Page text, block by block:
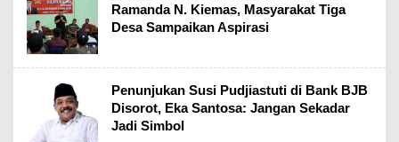
Ramanda N. Kiemas, Masyarakat Tiga
Desa Sampaikan Aspirasi
Penunjukan Susi Pudjiastuti di Bank BJB
Disorot, Eka Santosa: Jangan Sekadar
Jadi Simbol